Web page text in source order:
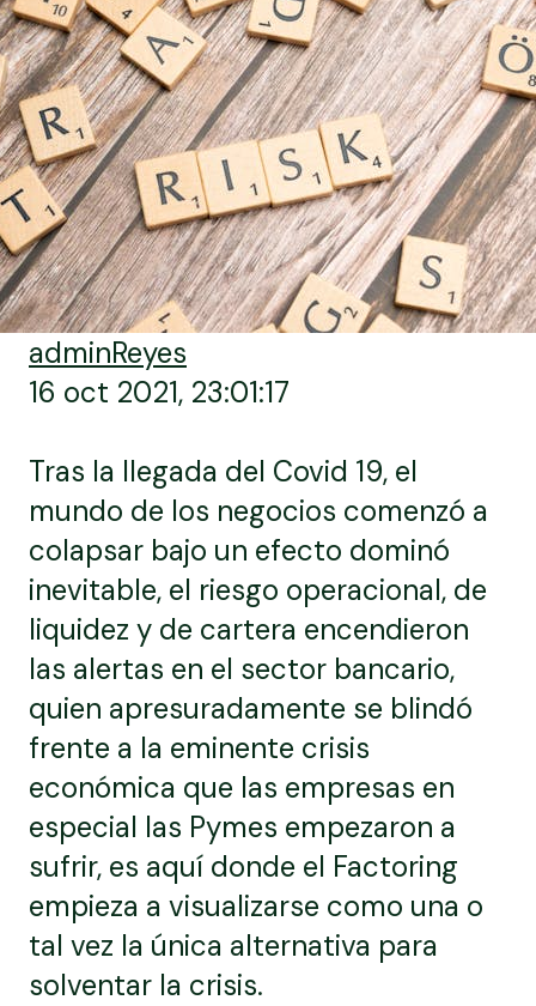
adminReyes
16 oct 2021, 23:01:17
Tras la llegada del Covid 19, el
mundo de los negocios comenzó a
colapsar bajo un efecto dominó
inevitable, el riesgo operacional, de
liquidez y de cartera encendieron
las alertas en el sector bancario,
quien apresuradamente se blindó
frente a la eminente crisis
económica que las empresas en
especial las Pymes empezaron a
sufrir, es aquí donde el Factoring
empieza a visualizarse como una o
tal vez la única alternativa para
solventar la crisis.